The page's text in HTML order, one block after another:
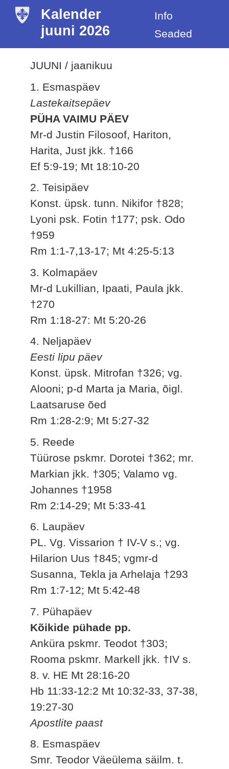
Kalender
juuni 2026
Info
Seaded
JUUNI / jaanikuu
1. Esmaspäev
Lastekaitsepäev
PÜHA VAIMU PÄEV
Mr-d Justin Filosoof, Hariton,
Harita, Just jkk. †166
Ef 5:9-19; Mt 18:10-20
2. Teisipäev
Konst. üpsk. tunn. Nikifor †828;
Lyoni psk. Fotin †177; psk. Odo
†959
Rm 1:1-7,13-17; Mt 4:25-5:13
3. Kolmapäev
Mr-d Lukillian, Ipaati, Paula jkk.
†270
Rm 1:18-27: Mt 5:20-26
4. Neljapäev
Eesti lipu päev
Konst. üpsk. Mitrofan †326; vg.
Alooni; p-d Marta ja Maria, õigl.
Laatsaruse õed
Rm 1:28-2:9; Mt 5:27-32
5. Reede
Tüürose pskmr. Dorotei †362; mr.
Markian jkk. †305; Valamo vg.
Johannes †1958
Rm 2:14-29; Mt 5:33-41
6. Laupäev
PL. Vg. Vissarion † IV-V s.; vg.
Hilarion Uus †845; vgmr-d
Susanna, Tekla ja Arhelaja †293
Rm 1:7-12; Mt 5:42-48
7. Pühapäev
Kõikide pühade pp.
Anküra pskmr. Teodot †303;
Rooma pskmr. Markell jkk. †IV s.
8. v. HE Mt 28:16-20
Hb 11:33-12:2 Mt 10:32-33, 37-38,
19:27-30
Apostlite paast
8. Esmaspäev
Smr. Teodor Väeülema säilm. t.